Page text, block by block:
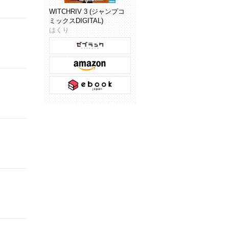
WITCHRIV 3 (ジャンプコ
ミックスDIGITAL)
はくり